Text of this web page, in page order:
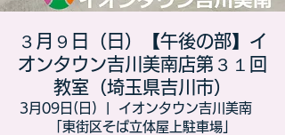
３月９日（日）【午後の部】イ
オンタウン吉川美南店第３１回
教室（埼玉県吉川市）
3月09日(日)
イオンタウン吉川美南
「東街区そば立体屋上駐車場」